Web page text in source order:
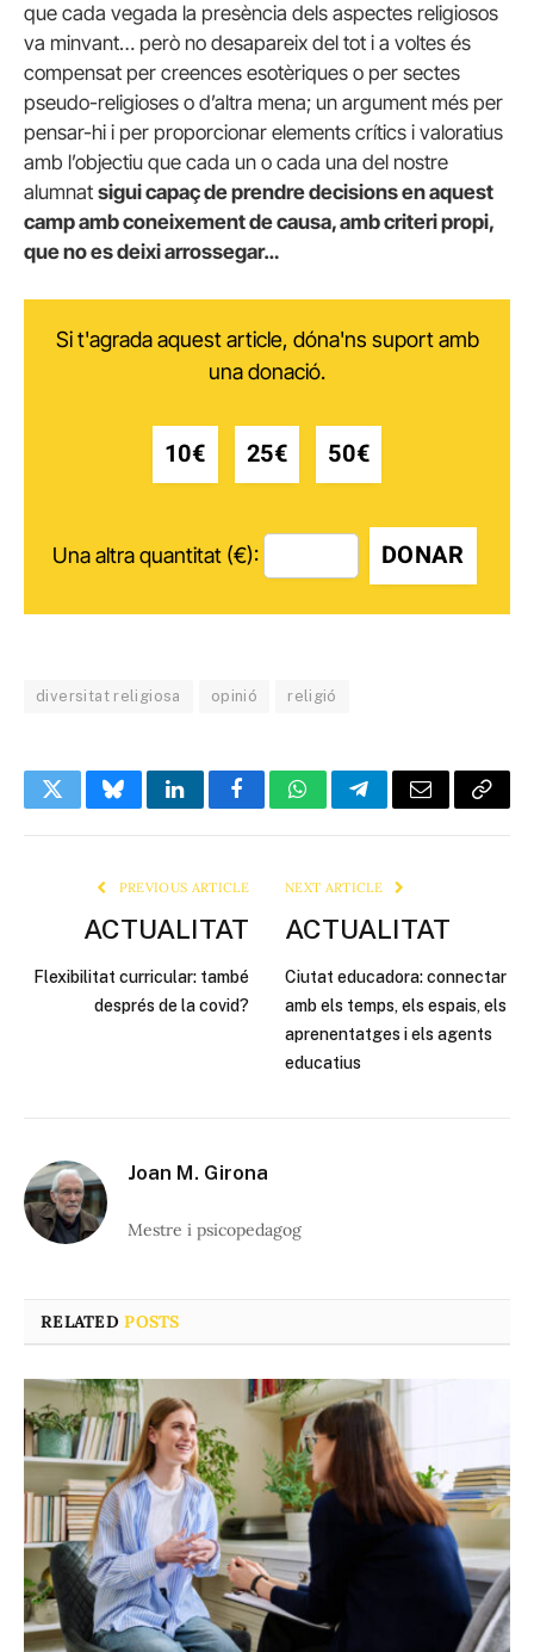
que cada vegada la presència dels aspectes religiosos
va minvant… però no desapareix del tot i a voltes és
compensat per creences esotèriques o per sectes
pseudo-religioses o d’altra mena; un argument més per
pensar-hi i per proporcionar elements crítics i valoratius
amb l’objectiu que cada un o cada una del nostre
alumnat sigui capaç de prendre decisions en aquest
camp amb coneixement de causa, amb criteri propi,
que no es deixi arrossegar…
Si t'agrada aquest article, dóna'ns suport amb
una donació.
10€ 25€ 50€
Una altra quantitat (€): DONAR
diversitat religiosa opinió religió
TwitterBlueskyLinkedInFacebookWhatsAppTelegramEmail Copy
PREVIOUS ARTICLE
ACTUALITAT
Flexibilitat curricular: també
després de la covid?
NEXT ARTICLE
ACTUALITAT
Ciutat educadora: connectar
amb els temps, els espais, els
aprenentatges i els agents
educatius
Joan M. Girona
Mestre i psicopedagog
RELATEDPOSTS